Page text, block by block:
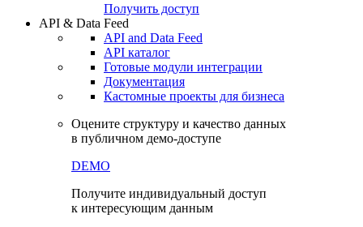
Получить доступ
API & Data Feed
API and Data Feed
API каталог
Готовые модули интеграции
Документация
Кастомные проекты для бизнеса
Оцените структуру и качество данных
в публичном демо-доступе
DEMO
Получите индивидуальный доступ
к интересующим данным